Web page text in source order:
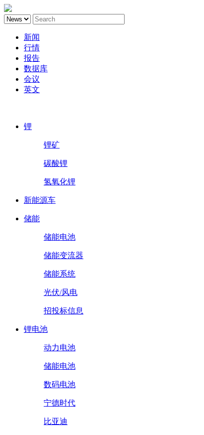
新闻
行情
报告
数据库
会议
英文
锂
锂矿
碳酸锂
氢氧化锂
新能源车
储能
储能电池
储能变流器
储能系统
光伏/风电
招投标信息
锂电池
动力电池
储能电池
数码电池
宁德时代
比亚迪